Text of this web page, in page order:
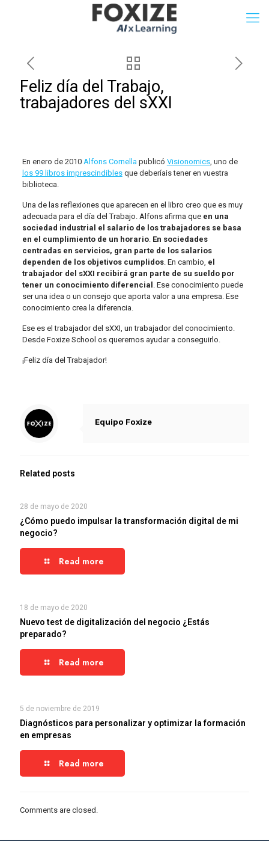
Feliz día del Trabajo,
trabajadores del sXXI
En enero de 2010 Alfons Cornellapublicó Visionomics, uno de
los 99 libros imprescindiblesque deberíais tener en vuestra
biblioteca.
Una de las reflexiones que aparecen en el libro creo que es muy
adecuada para el día del Trabajo. Alfons afirma que en una
sociedad industrial el salario de los trabajadores se basa
en el cumplimiento de un horario. En sociedades
centradas en servicios, gran parte de los salarios
dependen de los objetivos cumplidos. En cambio, el
trabajador del sXXI recibirá gran parte de su sueldo por
tener un conocimiento diferencial . Ese conocimiento puede
ser una idea o un consejo que aporta valor a una empresa. Ese
conocimiento crea la diferencia.
Ese es el trabajador del sXXI, un trabajador del conocimiento.
Desde Foxize School os queremos ayudar a conseguirlo.
¡Feliz día del Trabajador!
Equipo Foxize
Related posts
28 de mayo de 2020
¿Cómo puedo impulsar la transformación digital de mi
negocio?
Read more
18 de mayo de 2020
Nuevo test de digitalización del negocio ¿Estás
preparado?
Read more
5 de noviembre de 2019
Diagnósticos para personalizar y optimizar la formación
en empresas
Read more
Comments are closed.